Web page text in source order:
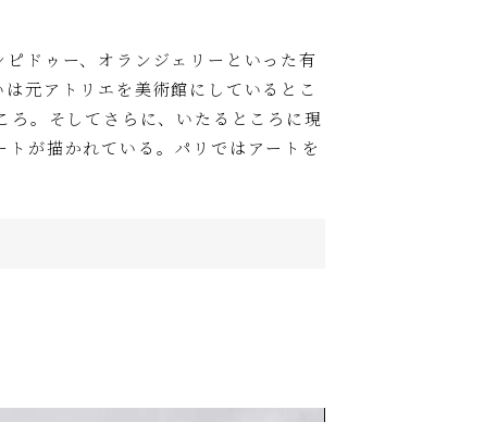
ドゥー、オランジェリーといった有
元アトリエを美術館にしているとこ
ろ。そしてさらに、いたるところに現
が描かれている。パリではアートを